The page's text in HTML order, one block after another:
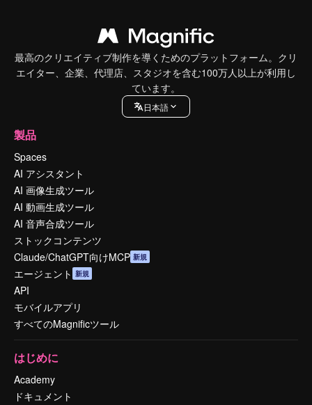
最高のクリエイティブ制作を導くためのプラットフォーム。クリ
エイター、企業、代理店、スタジオを含む100万人以上が利用し
ています。
日本語
製品
Spaces
AI アシスタント
AI 画像生成ツール
AI 動画生成ツール
AI 音声合成ツール
ストックコンテンツ
Claude/ChatGPT向けMCP 新規
エージェント 新規
API
モバイルアプリ
すべてのMagnificツール
はじめに
Academy
ドキュメント